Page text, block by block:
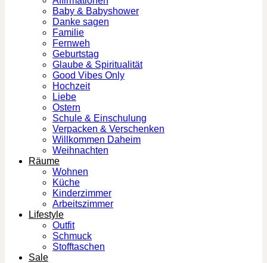
Baby & Babyshower
Danke sagen
Familie
Fernweh
Geburtstag
Glaube & Spiritualität
Good Vibes Only
Hochzeit
Liebe
Ostern
Schule & Einschulung
Verpacken & Verschenken
Willkommen Daheim
Weihnachten
Räume
Wohnen
Küche
Kinderzimmer
Arbeitszimmer
Lifestyle
Outfit
Schmuck
Stofftaschen
Sale